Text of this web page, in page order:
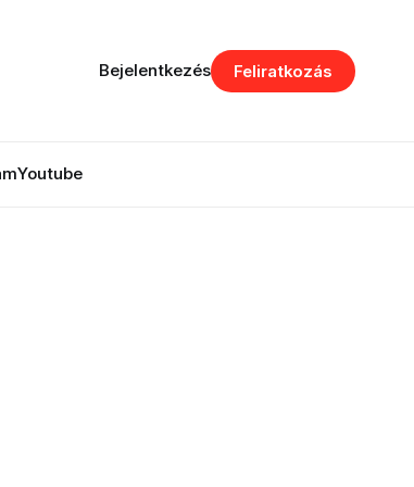
Youtube
Bejelentkezés Feliratkozás